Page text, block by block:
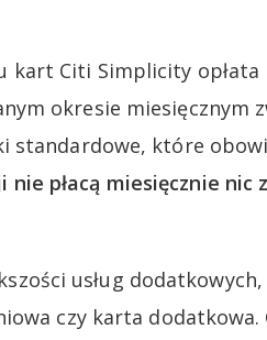
kart Citi Simplicity opłata
okresie miesięcznym
standardowe, które
nie płacą miesięcznie nic
usług
czy karta dodatkowa.